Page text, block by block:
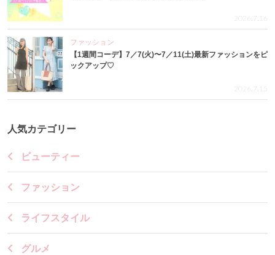
2026.7.16
ファッション
【1週間コーデ】7／7(火)〜7／11(土)最新ファッションをピ
ックアップ♡
2026.7.15
人気カテゴリー
ビューティー
ファッション
ライフスタイル
グルメ